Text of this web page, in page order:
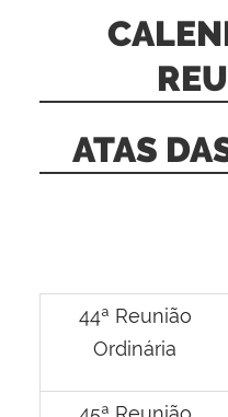
ATAS
44ª Reunião
Ordinária